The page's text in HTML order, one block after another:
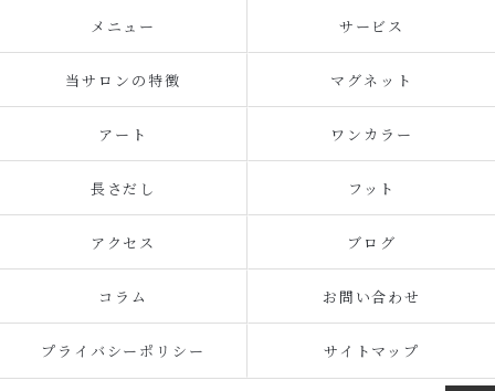
メニュー サービス
当サロンの特徴 マグネット
アート ワンカラー
長さだし フット
アクセス ブログ
コラム お問い合わせ
プライバシーポリシー サイトマップ